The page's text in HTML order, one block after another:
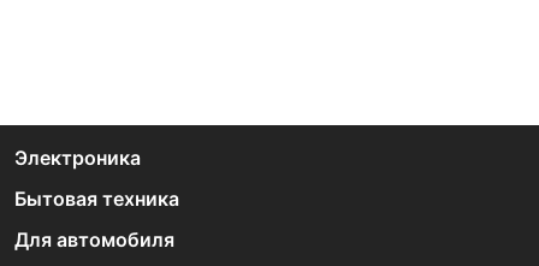
Электроника
Бытовая техника
Для автомобиля